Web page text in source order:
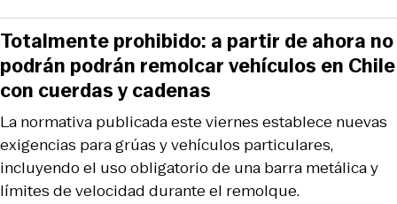
La normativa publicada este viernes establece nuevas
exigencias para grúas y vehículos particulares,
incluyendo el uso obligatorio de una barra metálica y
límites de velocidad durante el remolque.
Totalmente prohibido: a partir de ahora no
podrán podrán remolcar vehículos en Chile
con cuerdas y cadenas